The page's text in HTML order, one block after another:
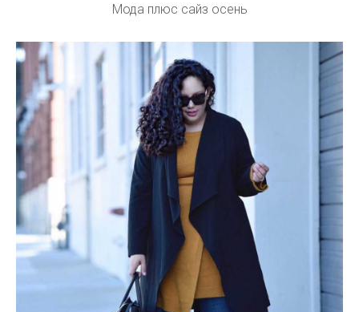
Мода плюс сайз осень